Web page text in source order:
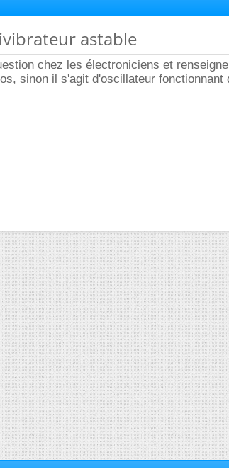
astable
chez les électroniciens et
sinon il s'agit d'oscillateur fonctionnant